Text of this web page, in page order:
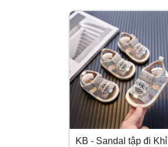
KB - Sandal tập đi Khỉ